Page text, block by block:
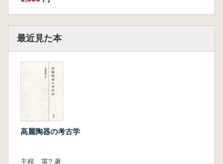
最近見た本
高麗陶器の考古学
主税 英? 著